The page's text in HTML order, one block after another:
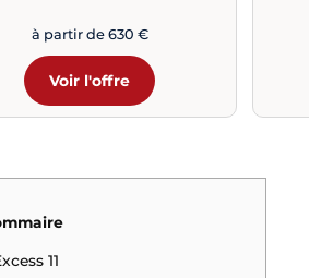
à partir de 630 €
Voir l'offre
11